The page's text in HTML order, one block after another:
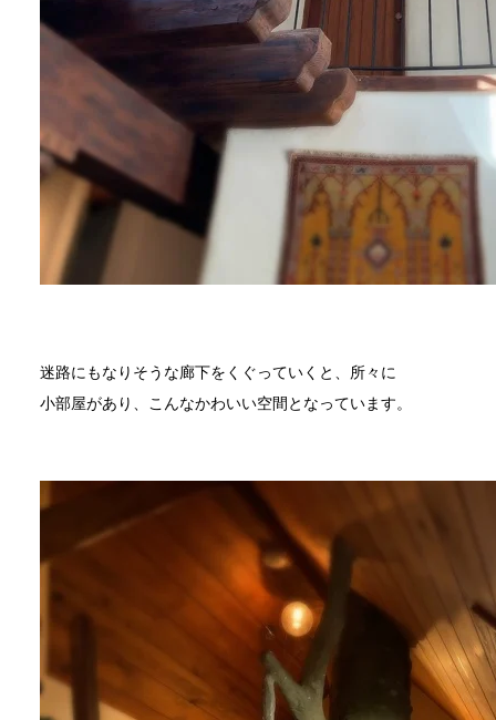
迷路にもなりそうな廊下をくぐっていくと、所々に
小部屋があり、こんなかわいい空間となっています。